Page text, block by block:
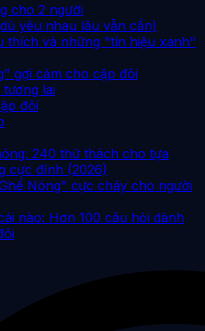
cho 2 người
yêu nhau lâu vẫn cần)
thích và những "tín hiệu xanh"
gợi cảm cho cặp đôi
lai
đôi
240 thử thách cho tựa
cực đỉnh (2026)
Nóng" cực cháy cho người
nào: Hơn 100 câu hỏi dành